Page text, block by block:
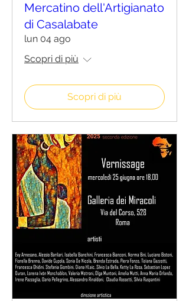
Mercatino dell'Artigianato
di Casalabate
lun 04 ago
Scopri di più
Scopri di più